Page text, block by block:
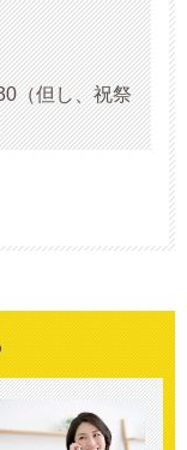
（但し、祝祭